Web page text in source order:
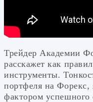
Трейдер Академии
расскажет как
инструменты.
портфеля на
фактором успешного